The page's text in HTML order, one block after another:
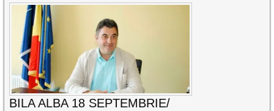
BILA ALBA 18 SEPTEMBRIE/